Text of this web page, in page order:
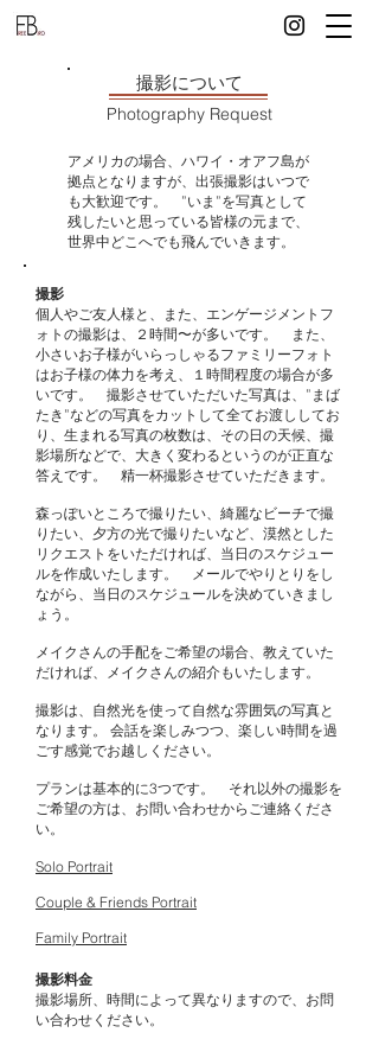
撮影について
Photography Request
アメリカの場合、ハワイ・オアフ島が
拠点となりますが、​出張撮影はいつで
も大歓迎です。 ”いま”を写真として
残したいと思っている皆様の元まで、
世界中どこへでも飛んでいきます。
撮影
個人やご友人様と、また、エンゲージメントフ
ォトの撮影は、２時間〜が多いです。 また、
小さいお子様がいらっしゃるファミリーフォト
はお子様の体力を考え、１時間程度の場合が多
いです。 撮影させていただいた写真は、”まば
たき”などの写真をカットして全てお渡ししてお
り、生まれる写真の枚数は、その日の天候、撮
影場所などで、大きく変わるというのが正直な
答えです。 精一杯撮影させていただきます。
森っぽいところで撮りたい、綺麗なビーチで撮
りたい、夕方の光で撮りたいなど、漠然とした
リクエストをいただければ、当日のスケジュー
ルを作成いたします。 メールでやりとりをし
ながら、当日のスケジュールを決めていきまし
ょう。
メイクさんの手配をご希望の場合、教えていた
だければ、メイクさんの紹介もいたします。
撮影は、自然光を使って自然な雰囲気の写真と
なります。​ 会話を楽しみつつ、楽しい時間を過
ごす感覚でお越しください。
プランは基本的に3つです。 それ以外の撮影を
ご希望の方は、お問い合わせからご連絡くださ
い。
Solo Portrait
Couple & Friends Portrait
Family Portrait
撮影料金
撮影場所、時間によって異なりますので、お問
い合わせください。